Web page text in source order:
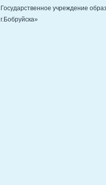
Государственное учреждение
г.Бобруйска»